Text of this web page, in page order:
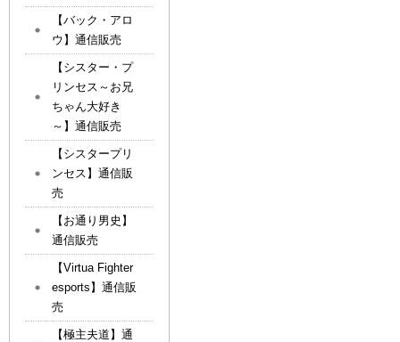
【バック・アロ
ウ】通信販売
【シスター・プ
リンセス～お兄
ちゃん大好き
～】通信販売
【シスタープリ
ンセス】通信販
売
【お通り男史】
通信販売
【Virtua Fighter
esports】通信販
売
【極主夫道】通